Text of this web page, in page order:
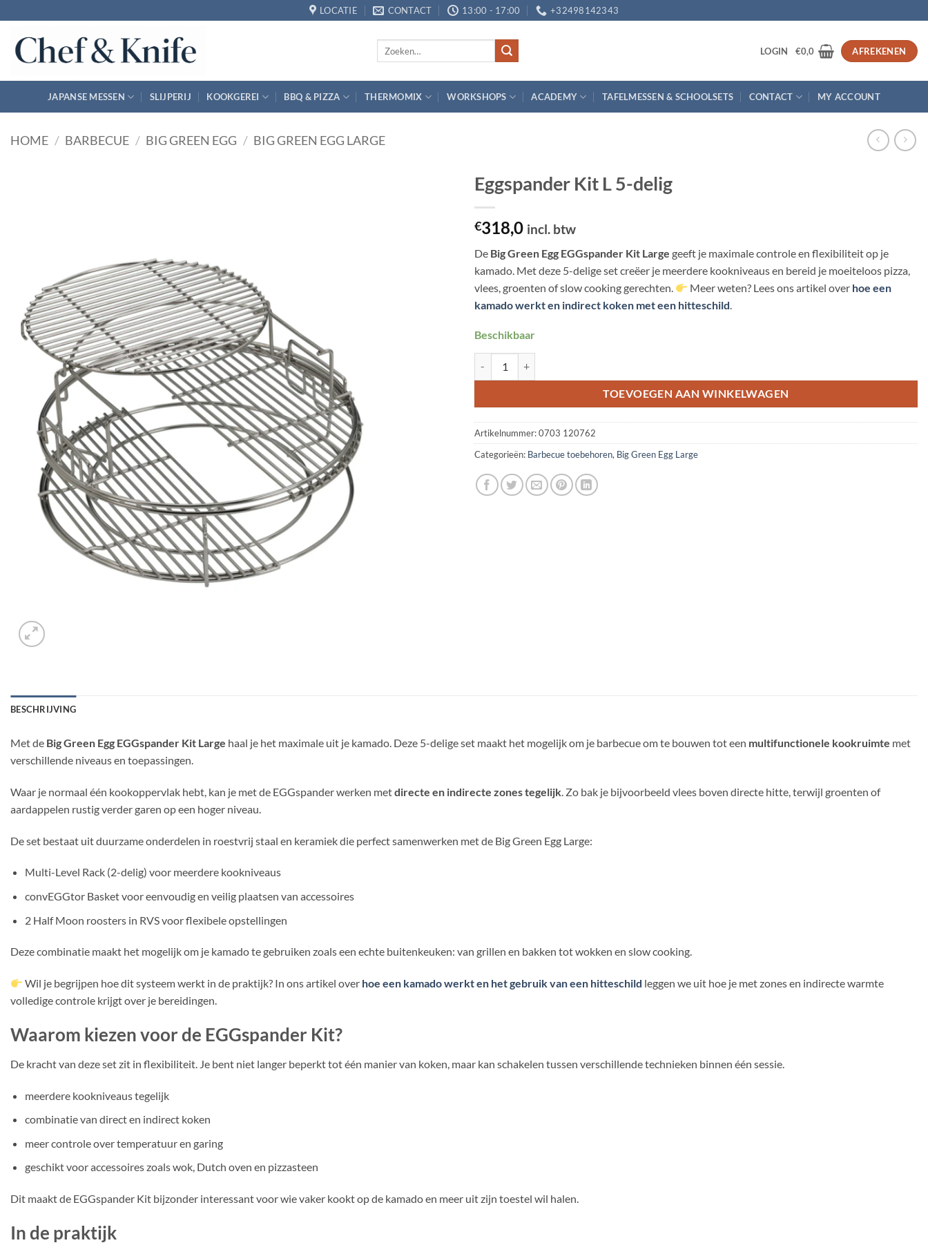
naar
inhoud
LOCATIE CONTACT 13:00 - 17:00 +32498142343
LOGIN €0,0 AFREKENEN
JAPANSE MESSEN SLIJPERIJ KOOKGEREI BBQ & PIZZA THERMOMIX WORKSHOPS ACADEMY TAFELMESSEN & SCHOOLSETS CONTACT MY ACCOUNT
HOME / BARBECUE / BIG GREEN EGG / BIG GREEN EGG LARGE
Eggspander Kit L 5-delig
€318,0 incl. btw
De Big Green Egg EGGspander Kit Large geeft je maximale controle en flexibiliteit op je
kamado. Met deze 5-delige set creëer je meerdere kookniveaus en bereid je moeiteloos pizza,
vlees, groenten of slow cooking gerechten.
Meer weten? Lees ons artikel over hoe een
kamado werkt en indirect koken met een hitteschild.
Beschikbaar
TOEVOEGEN AAN WINKELWAGEN
Artikelnummer:0703 120762
Categorieën: Barbecue toebehoren, Big Green Egg Large
BESCHRIJVING
Met de Big Green Egg EGGspander Kit Large haal je het maximale uit je kamado. Deze 5-delige set maakt het mogelijk om je barbecue om te bouwen tot een multifunctionele kookruimte met
verschillende niveaus en toepassingen.
Waar je normaal één kookoppervlak hebt, kan je met de EGGspander werken metdirecte en indirecte zones tegelijk . Zo bak je bijvoorbeeld vlees boven directe hitte, terwijl groenten of
aardappelen rustig verder garen op een hoger niveau.
De set bestaat uit duurzame onderdelen in roestvrij staal en keramiek die perfect samenwerken met de Big Green Egg Large:
Multi-Level Rack (2-delig) voor meerdere kookniveaus
convEGGtor Basket voor eenvoudig en veilig plaatsen van accessoires
2 Half Moon roosters in RVS voor flexibele opstellingen
Deze combinatie maakt het mogelijk om je kamado te gebruiken zoals een echte buitenkeuken: van grillen en bakken tot wokken en slow cooking.
Wil je begrijpen hoe dit systeem werkt in de praktijk? In ons artikel over hoe een kamado werkt en het gebruik van een hitteschild leggen we uit hoe je met zones en indirecte warmte
volledige controle krijgt over je bereidingen.
Waarom kiezen voor de EGGspander Kit?
De kracht van deze set zit in flexibiliteit. Je bent niet langer beperkt tot één manier van koken, maar kan schakelen tussen verschillende technieken binnen één sessie.
meerdere kookniveaus tegelijk
combinatie van direct en indirect koken
meer controle over temperatuur en garing
geschikt voor accessoires zoals wok, Dutch oven en pizzasteen
Dit maakt de EGGspander Kit bijzonder interessant voor wie vaker kookt op de kamado en meer uit zijn toestel wil halen.
In de praktijk